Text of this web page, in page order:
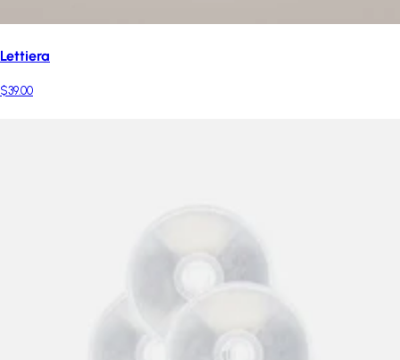
Lettiera
$39.00